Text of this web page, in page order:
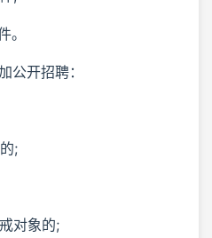
。
公开招聘：
;
对象的;